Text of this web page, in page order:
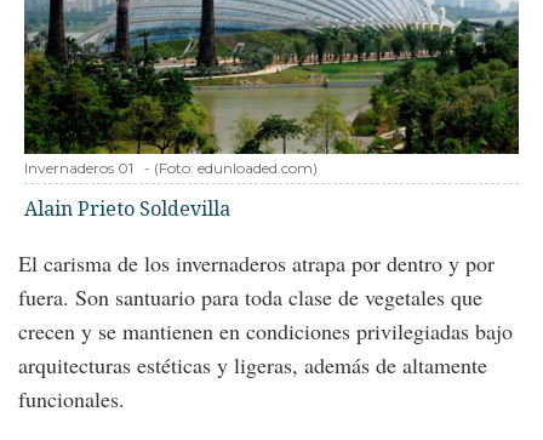
Invernaderos 01 - (Foto: edunloaded.com)
Alain Prieto Soldevilla
El carisma de los invernaderos atrapa por dentro y por
fuera. Son santuario para toda clase de vegetales que
crecen y se mantienen en condiciones privilegiadas bajo
arquitecturas estéticas y ligeras, además de altamente
funcionales.